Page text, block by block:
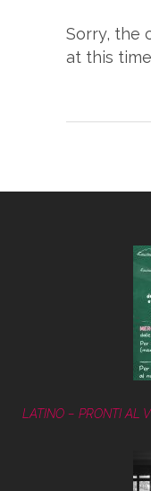
Sorry, the
at this
LATINO – PRONTI AL